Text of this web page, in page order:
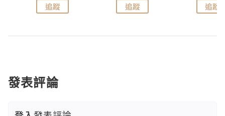
追蹤 追蹤 追蹤
發表評論